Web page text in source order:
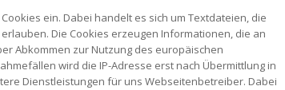
ein. Dabei handelt es sich um Textdateien, die
Die Cookies erzeugen Informationen, die an
Abkommen zur Nutzung des europäischen
wird die IP-Adresse erst nach Übermittlung in
Dienstleistungen für uns Webseitenbetreiber. Dabei